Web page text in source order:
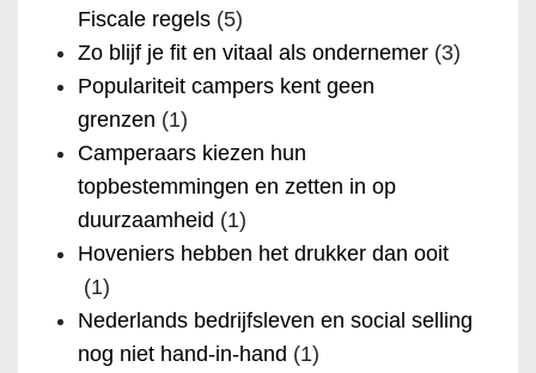
Fiscale regels (5)
Zo blijf je fit en vitaal als ondernemer (3)
Populariteit campers kent geen
grenzen (1)
Camperaars kiezen hun
topbestemmingen en zetten in op
duurzaamheid (1)
Hoveniers hebben het drukker dan ooit
(1)
Nederlands bedrijfsleven en social selling
nog niet hand-in-hand (1)